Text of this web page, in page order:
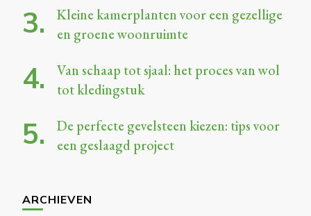
Kleine kamerplanten voor een gezellige
en groene woonruimte
Van schaap tot sjaal: het proces van wol
tot kledingstuk
De perfecte gevelsteen kiezen: tips voor
een geslaagd project
ARCHIEVEN